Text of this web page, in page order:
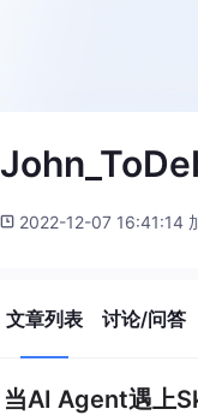
2022-12-07 16:41:14
文章列表 讨论/问答
当AI Agent遇上